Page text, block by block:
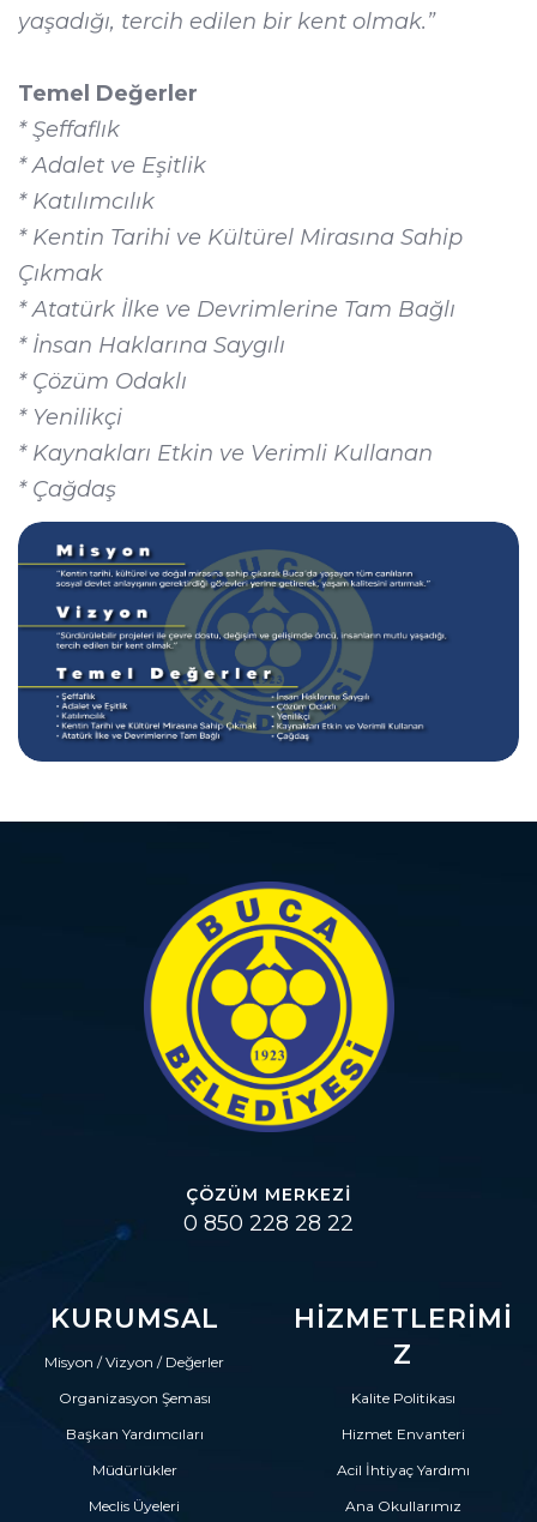
yaşadığı, tercih edilen bir kent olmak.”
Temel Değerler
* Şeffaflık
* Adalet ve Eşitlik
* Katılımcılık
* Kentin Tarihi ve Kültürel Mirasına Sahip
Çıkmak
* Atatürk İlke ve Devrimlerine Tam Bağlı
* İnsan Haklarına Saygılı
* Çözüm Odaklı
* Yenilikçi
* Kaynakları Etkin ve Verimli Kullanan
* Çağdaş
ÇÖZÜM MERKEZI
0 850 228 28 22
KURUMSAL
Misyon / Vizyon / Değerler
Organizasyon Şeması
Başkan Yardımcıları
Müdürlükler
Meclis Üyeleri
HIZMETLERIMI
Z
Kalite Politikası
Hizmet Envanteri
Acil İhtiyaç Yardımı
Ana Okullarımız